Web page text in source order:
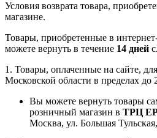
Условия возврата товара,
магазине.
Товары, приобретенные в
можете вернуть в течение 14 дней
1. Товары, оплаченные на сайте,
Московской области в пределах
Вы можете вернуть товары
розничный магазин в ТРЦ
Москва, ул. Большая